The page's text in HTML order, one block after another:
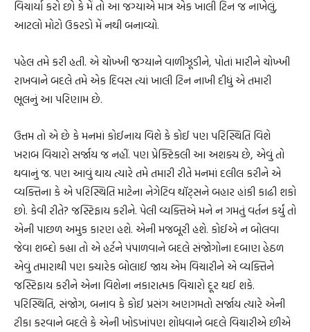
વિચાર્યા કરો છો કે મેં તો આ જગ્યાએ માત્ર એક ખાલી ટિન જ નાખેલું,
આટલો મોટો ઉકરડો મેં નથી બનાવ્યો.
પહેલ તમે કરી હતી. એ ચોખ્ખી જગ્યાને વાળીઝૂડીને, પોતાં મારીને ચોખ્ખી
રાખવાને બદલે તમે એક દિવસ ત્યાં ખાલી ટિન નાખી દીધું એ તમારી
ભૂલનું આ પરિણામ છે.
ઉત્તમ તો એ છે કે મનમાં કોઈનાય વિશે કે કોઈ પણ પરિસ્થિતિ વિશે
ખરાબ વિચારો સર્જાય જ નહીં. પણ પ્રેક્ટિકલી આ અશક્ય છે, એવું તો
થવાનું જ. પણ આવું થાય ત્યારે તમે તમારી રીતે મનમાં દલીલ કરીને એ
વ્યક્તિના કે એ પરિસ્થિતિ માટેના નેગેટિવ થૉટ્સને બહાર હાંકી કાઢી શકો
છો. કેવી રીતે? જસ્ટિફાય કરીને. પેલી વ્યક્તિએ મને ન ગમતું વર્તન કર્યું તો
એની પાછળ અમુક કારણ હશે. એની મજબૂરી હશે. કોઈએ ન બોલવા
જેવા શબ્દો કહ્યા તો એ હર્ટને પંપાળવાને બદલે સંજોગોના દબાણ હેઠળ
એવું તમારાથી પણ ક્યારેક બોલાઈ જાય એમ વિચારીને એ વ્યક્તિને
જસ્ટિફાય કરીને એના વિશેના નકારાત્મક વિચારો દૂર થઈ શકે.
પરિસ્થિતિ, સંજોગ, બનાવ કે કોઈ પ્રસંગ અણગમતો સર્જાય ત્યારે એની
ટીકા કરવાને બદલે કે એની ખોડખાંપણ શોધવાને બદલે વિચારીએ છીએ